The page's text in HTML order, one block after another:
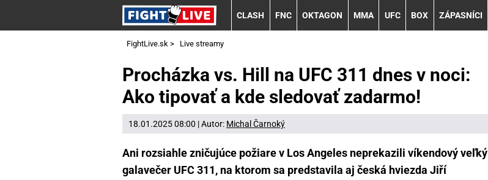
CLASH FNC OKTAGON MMA UFC BOX ZÁPASNÍCI
FightLive.sk > Live streamy
Procházka vs. Hill na UFC 311 dnes v noci:
Ako tipovať a kde sledovať zadarmo!
18.01.2025 08:00 | Autor: Michal Čarnoký
Ani rozsiahle zničujúce požiare v Los Angeles neprekazili víkendový veľký
galavečer UFC 311, na ktorom sa predstavila aj česká hviezda Jiří